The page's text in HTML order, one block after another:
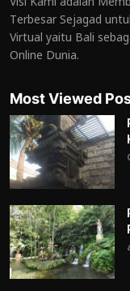
Terbesar Sejagad
Virtual yaitu Bali
Online Dunia.
Most Viewed